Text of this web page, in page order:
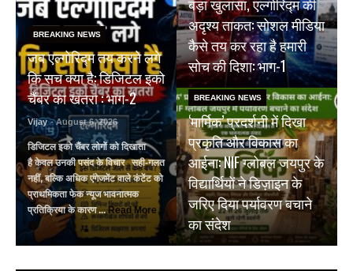
BREAKING NEWS
जब एल्गोरिद्म तय करने लगे
कि सच क्या है: डिजिटल इको
चैंबर का खतरा : भाग-2
Vijay - August 6, 2026
डिजिटल इको चैंबर लोगों को दिखाता
है केवल उनकी पसंद के विचार सही-गलत
नहीं, बल्कि अधिक एंगेजमेंट वाले कंटेंट को
प्राथमिकता फेक न्यूज भावनात्मक
प्रतिक्रिया के कारण ... Read More
अदृश्य ताकत: सोशल मीडिया
कैसे तय कर रहा है हमारी
सोच की दिशा: भाग-1
BREAKING NEWS
‘मार्मिक’ प्रदर्शनी में दिखा
प्रकृति और विकास का
आईना: NIF ग्लोबल जयपुर के
विद्यार्थियों ने डिज़ाइन के
जरिए दिया पर्यावरण बचाने
का संदेश